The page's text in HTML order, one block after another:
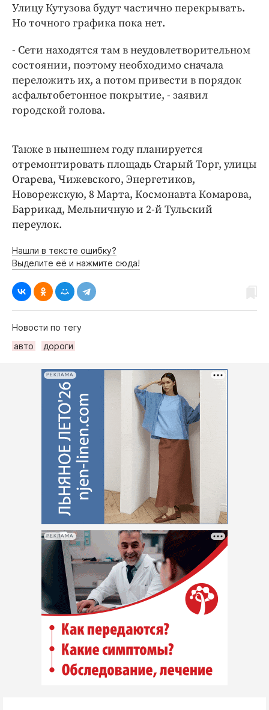
Улицу Кутузова будут частично перекрывать.
Но точного графика пока нет.
- Сети находятся там в неудовлетворительном
состоянии, поэтому необходимо сначала
переложить их, а потом привести в порядок
асфальтобетонное покрытие, - заявил
городской голова.
Также в нынешнем году планируется
отремонтировать площадь Старый Торг, улицы
Огарева, Чижевского, Энергетиков,
Новорежскую, 8 Марта, Космонавта Комарова,
Баррикад, Мельничную и 2-й Тульский
переулок.
Нашли в тексте ошибку?
Выделите её и нажмите сюда!
Новости по тегу
авто
дороги
РЕКЛАМА
РЕКЛАМА